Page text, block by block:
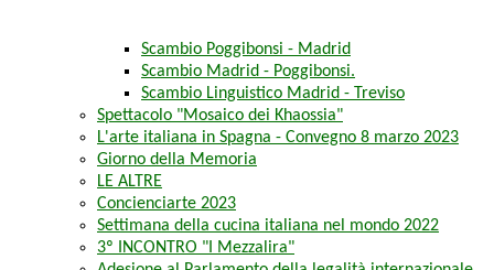
Scambio Poggibonsi - Madrid
Scambio Madrid - Poggibonsi.
Scambio Linguistico Madrid - Treviso
Spettacolo "Mosaico dei Khaossia"
L'arte italiana in Spagna - Convegno 8 marzo 2023
Giorno della Memoria
LE ALTRE
Concienciarte 2023
Settimana della cucina italiana nel mondo 2022
3º INCONTRO "I Mezzalira"